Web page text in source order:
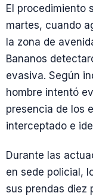
El procedimiento
martes, cuando
la zona de
Bananos
evasiva. Según
hombre intentó
presencia de los
interceptado e
Durante las
en sede policial,
sus prendas diez